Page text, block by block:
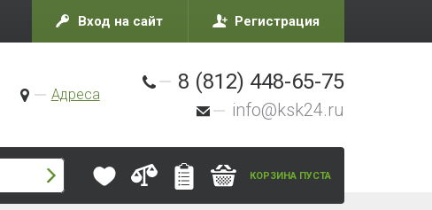
Вход на сайт Регистрация
Адреса
8 (812) 448-65-75
info@ksk24.ru
КОРЗИНА ПУСТА